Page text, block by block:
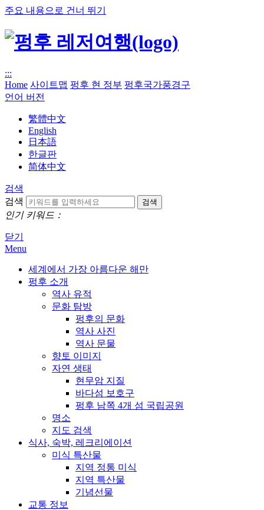
주요 내용으로 건너 뛰기
:::
Home 사이트맵 펑후 현 정부 펑후국가풍경구
언어 버전
繁體中文
English
日本語
한글판
简体中文
검색
검색
인기 키워드：
닫기
Menu
세계에서 가장 아름다운 해만
펑후 소개
역사 유적
문화 탐방
펑후의 문화
역사 사진
역사 문물
향토 이미지
자연 생태
현무암 지질
바다섬 보호구
펑후 남쪽 4개 섬 국립공원
명소
지도 검색
식사, 숙박, 레크리에이션
미식 특산물
지역 정통 미식
지역 특산물
기념선물
교통 정보